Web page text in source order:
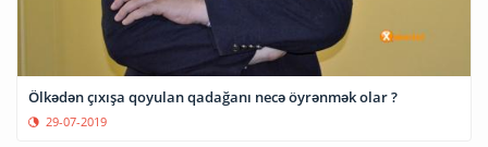
Ölkədən çıxışa qoyulan qadağanı necə öyrənmək olar ?
29-07-2019